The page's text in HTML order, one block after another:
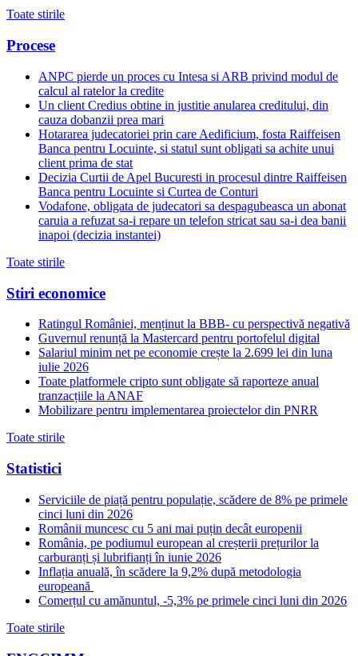
Toate stirile
Procese
ANPC pierde un proces cu Intesa si ARB privind modul de
calcul al ratelor la credite
Un client Credius obtine in justitie anularea creditului, din
cauza dobanzii prea mari
Hotararea judecatoriei prin care Aedificium, fosta Raiffeisen
Banca pentru Locuinte, si statul sunt obligati sa achite unui
client prima de stat
Decizia Curtii de Apel Bucuresti in procesul dintre Raiffeisen
Banca pentru Locuinte si Curtea de Conturi
Vodafone, obligata de judecatori sa despagubeasca un abonat
caruia a refuzat sa-i repare un telefon stricat sau sa-i dea banii
inapoi (decizia instantei)
Toate stirile
Stiri economice
Ratingul României, menținut la BBB- cu perspectivă negativă
Guvernul renunță la Mastercard pentru portofelul digital
Salariul minim net pe economie crește la 2.699 lei din luna
iulie 2026
Toate platformele cripto sunt obligate să raporteze anual
tranzacțiile la ANAF
Mobilizare pentru implementarea proiectelor din PNRR
Toate stirile
Statistici
Serviciile de piață pentru populație, scădere de 8% pe primele
cinci luni din 2026
Românii muncesc cu 5 ani mai puțin decât europenii
România, pe podiumul european al creșterii prețurilor la
carburanți și lubrifianți în iunie 2026
Inflația anuală, în scădere la 9,2% după metodologia
europeană
Comerțul cu amănuntul, -5,3% pe primele cinci luni din 2026
Toate stirile